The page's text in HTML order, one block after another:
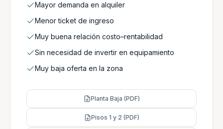
Mayor demanda en alquiler
Menor ticket de ingreso
Muy buena relación costo–rentabilidad
Sin necesidad de invertir en equipamiento
Muy baja oferta en la zona
Planta Baja (PDF)
Pisos 1 y 2 (PDF)